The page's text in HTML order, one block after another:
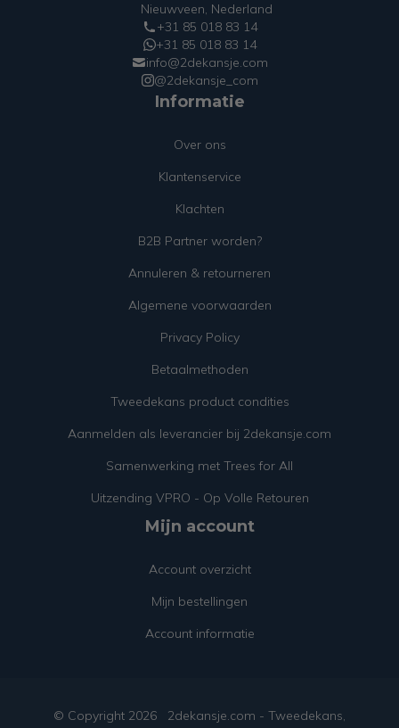
Nieuwveen, Nederland
+31 85 018 83 14
+31 85 018 83 14
info@2dekansje.com
@2dekansje_com
Informatie
Over ons
Klantenservice
Klachten
B2B Partner worden?
Annuleren & retourneren
Algemene voorwaarden
Privacy Policy
Betaalmethoden
Tweedekans product condities
Aanmelden als leverancier bij 2dekansje.com
Samenwerking met Trees for All
Uitzending VPRO - Op Volle Retouren
Mijn account
Account overzicht
Mijn bestellingen
Account informatie
© Copyright 2026
2dekansje.com - Tweedekans,